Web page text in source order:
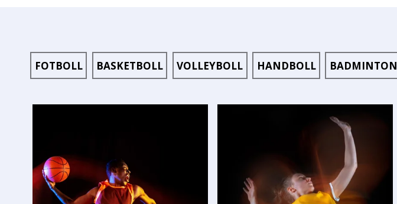
FOTBOLL BASKETBOLL VOLLEYBOLL HANDBOLL BADMINTON